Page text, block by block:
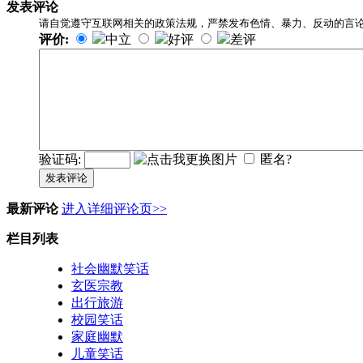
发表评论
请自觉遵守互联网相关的政策法规，严禁发布色情、暴力、反动的言
评价: 中立 好评 差评
验证码: 匿名?
发表评论
最新评论 进入详细评论页>>
栏目列表
社会幽默笑话
玄医宗教
出行旅游
校园笑话
家庭幽默
儿童笑话